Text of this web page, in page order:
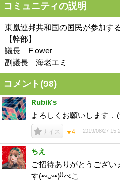
コミュニティの説明
東凰連邦共和国の国民が参加す
【幹部】
議長 Flower
副議長 海老エミ
コメント(98)
Rubik's
よろしくお願いします．
ナイス ★4 2019/08/27
ちえ
ご招待ありがとうござい
す(•ᵕᴗᵕ•)⁾⁾ぺこ